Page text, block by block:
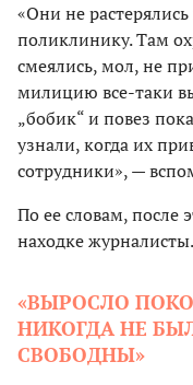
«Они не
поликлинику. Там
смеялись, мол, не
милицию все-таки
„бобик“ и повез
узнали, когда их
сотрудники», —
По ее словам, после
находке журналисты.
«ВЫРОСЛО
НИКОГДА НЕ
СВОБОДНЫ»